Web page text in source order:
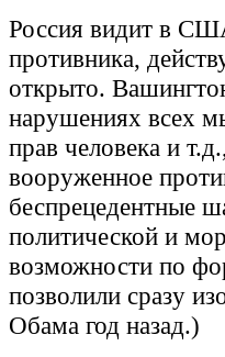
Россия видит в
противника,
открыто.
нарушениях всех
прав человека и
вооруженное
беспрецедентные
политической и
возможности по
позволили сразу
Обама год назад.)